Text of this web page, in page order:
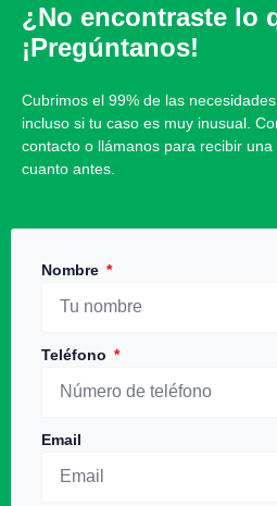
¿No encontraste lo
¡Pregúntanos!
Cubrimos el 99% de las
incluso si tu caso es muy inusual.
contacto o llámanos para recibir
cuanto antes.
Nombre
Teléfono
Email